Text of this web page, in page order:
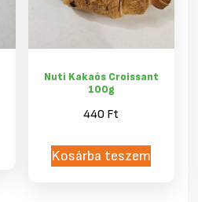
Nuti Kakaós Croissant
100g
440 Ft
Kosárba teszem